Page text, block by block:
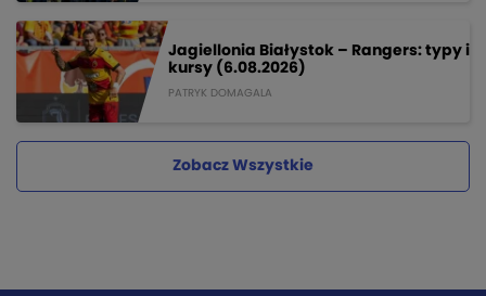
Jagiellonia Białystok – Rangers: typy i
kursy (6.08.2026)
PATRYK DOMAGALA
Zobacz Wszystkie